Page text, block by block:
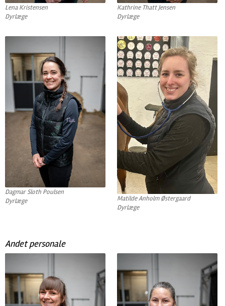
Lena Kristensen
Dyrlæge
Kathrine Thatt Jensen
Dyrlæge
Dagmar Sloth Poulsen
Dyrlæge
Matilde Anholm Østergaard
Dyrlæge
Andet personale